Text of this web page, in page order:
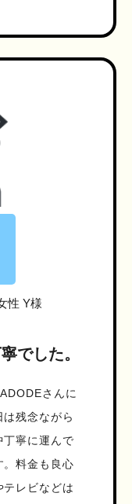
性 Y様
でした。
さんに
残念ながら
丁寧に運んで
。料金も良心
テレビなどは